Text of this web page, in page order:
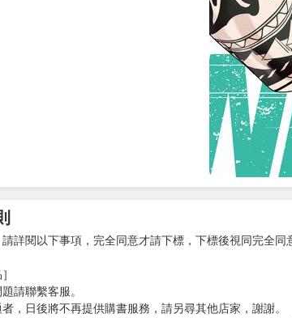
請詳閱以下事項，完全同意才請下標，下標後視同完全同
請聯繫客服。
，日後將不再提供購書服務，請另尋其他店家，謝謝。